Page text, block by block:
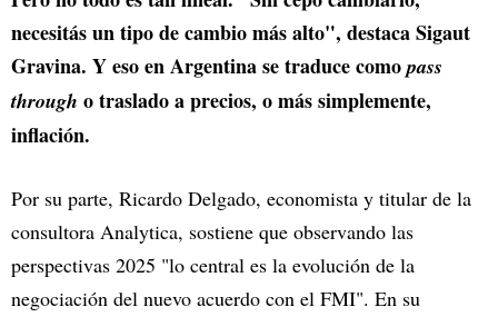
necesitás un tipo de cambio más alto", destaca Sigaut
Gravina. Y eso en Argentina se traduce comopass
through o traslado a precios, o más simplemente,
inflación.
Por su parte, Ricardo Delgado, economista y titular de la
consultora Analytica, sostiene que observando las
perspectivas 2025 "lo central es la evolución de la
negociación del nuevo acuerdo con el FMI". En su